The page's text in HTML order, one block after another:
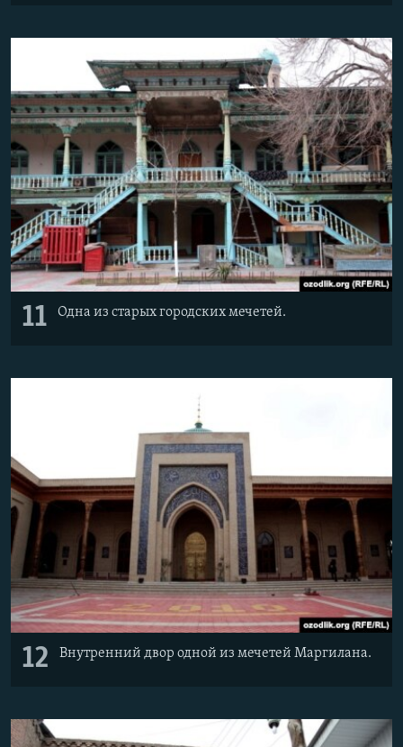
11 Одна из старых городских мечетей.
12 Внутренний двор одной из мечетей Маргилана.